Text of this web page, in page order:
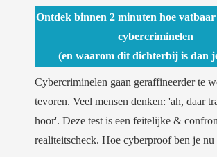
Ontdek binnen 2 minuten hoe
cybercriminelen
(en waarom dit dichterbij is dan
Cybercriminelen gaan geraffineerder te
tevoren. Veel mensen denken: 'ah, daar
hoor'. Deze test is een feitelijke &
realiteitscheck. Hoe cyberproof ben je nu
gebruikt
te